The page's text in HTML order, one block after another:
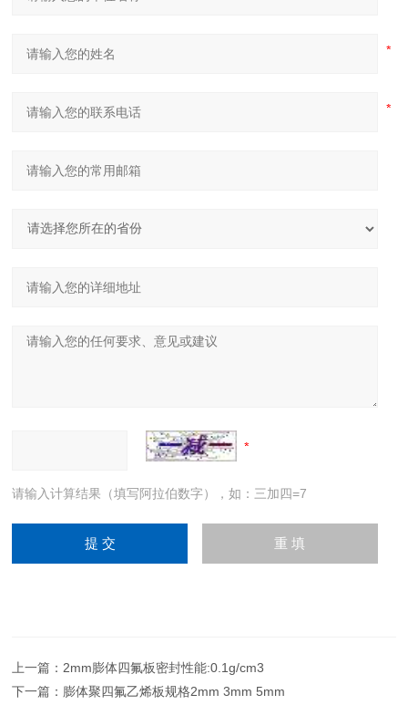
请输入计算结果（填写阿拉伯数字），如：三加四=7
上一篇： 2mm膨体四氟板密封性能:0.1g/cm3
下一篇： 膨体聚四氟乙烯板规格2mm 3mm 5mm